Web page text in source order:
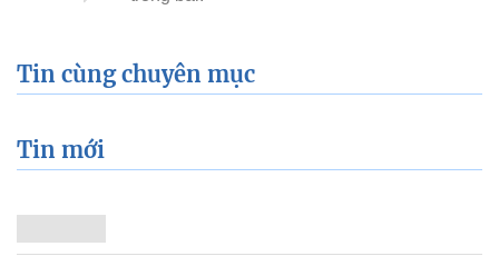
Tin cùng chuyên mục
Tin mới